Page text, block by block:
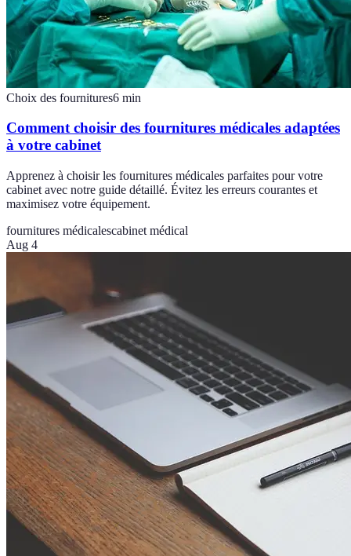
Choix des fournitures6 min
Comment choisir des fournitures médicales adaptées
à votre cabinet
Apprenez à choisir les fournitures médicales parfaites pour votre
cabinet avec notre guide détaillé. Évitez les erreurs courantes et
maximisez votre équipement.
fournitures médicalescabinet médical
Aug 4